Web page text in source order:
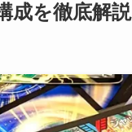
成を徹底解説